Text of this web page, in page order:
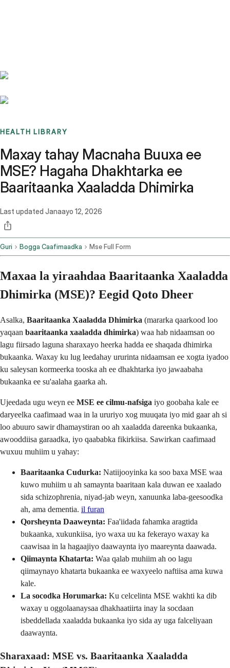
HEALTH LIBRARY
Maxay tahay Macnaha Buuxa ee
MSE? Hagaha Dhakhtarka ee
Baaritaanka Xaaladda Dhimirka
Last updated Janaayo 12, 2026
Guri Bogga Caafimaadka Mse Full Form
Maxaa la yiraahdaa Baaritaanka Xaaladda
Dhimirka (MSE)? Eegid Qoto Dheer
Asalka, Baaritaanka Xaaladda Dhimirka (mararka qaarkood loo
yaqaan baaritaanka xaaladda dhimirka) waa hab nidaamsan oo
lagu fiirsado laguna sharaxayo heerka hadda ee shaqada dhimirka
bukaanka. Waxay ku lug leedahay ururinta nidaamsan ee xogta iyadoo
ku saleysan kormeerka tooska ah ee dhakhtarka iyo jawaabaha
bukaanka ee su'aalaha gaarka ah.
Ujeedada ugu weyn ee MSE ee cilmu-nafsiga iyo goobaha kale ee
daryeelka caafimaad waa in la ururiyo xog muuqata iyo mid gaar ah si
loo abuuro sawir dhamaystiran oo ah xaaladda dareenka bukaanka,
awooddiisa garaadka, iyo qaababka fikirkiisa. Sawirkan caafimaad
wuxuu muhiim u yahay:
Baaritaanka Cudurka: Natiijooyinka ka soo baxa MSE waa
kuwo muhiim u ah samaynta baaritaan kala duwan ee xaalado
sida schizophrenia, niyad-jab weyn, xanuunka laba-geesoodka
ah, ama dementia. il furan
Qorsheynta Daaweynta: Faa'iidada fahamka aragtida
bukaanka, xukunkiisa, iyo waxa uu ka fekerayo waxay ka
caawisaa in la hagaajiyo daawaynta iyo maareynta daawada.
Qiimaynta Khatarta: Waa qalab muhiim ah oo lagu
qiimaynayo khatarta bukaanka ee waxyeelo naftiisa ama kuwa
kale.
La socodka Horumarka: Ku celcelinta MSE wakhti ka dib
waxay u oggolaanaysaa dhakhaatiirta inay la socdaan
isbeddellada xaaladda bukaanka iyo sida ay uga falceliyaan
daawaynta.
Sharaxaad: MSE vs. Baaritaanka Xaaladda